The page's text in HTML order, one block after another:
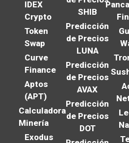
IDEX
Crypto
Token
Swap
Curve
Finance
Aptos
(APT)
Calculadora
Minería
Exodus
SHIB
Predicción
de Precios
LUNA
Predicción
de Precios
AVAX
Predicción
de Precios
DOT